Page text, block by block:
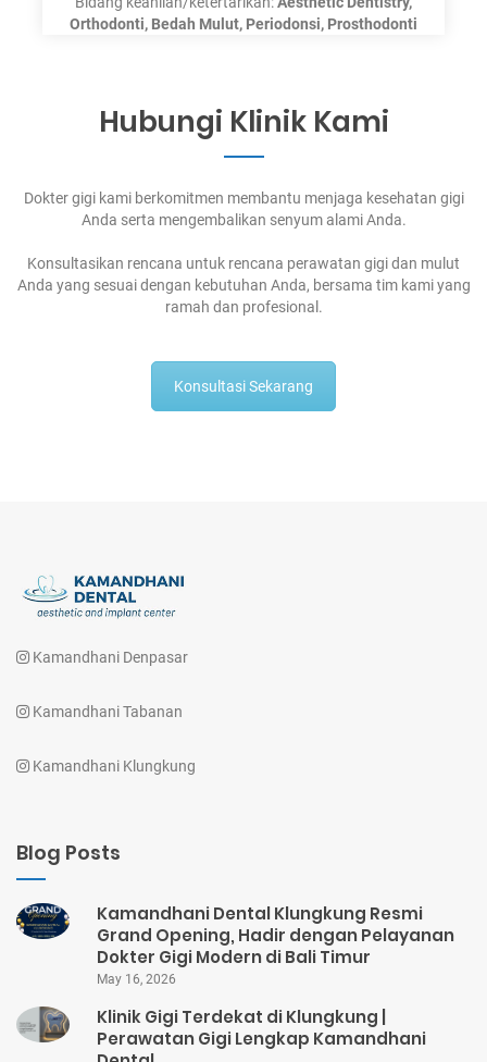
Orthodonti, Bedah Mulut, Periodonsi, Prosthodonti
Hubungi Klinik Kami
Dokter gigi kami berkomitmen membantu menjaga kesehatan gigi
Anda serta mengembalikan senyum alami Anda.
Konsultasikan rencana untuk rencana perawatan gigi dan mulut
Anda yang sesuai dengan kebutuhan Anda, bersama tim kami yang
ramah dan profesional.
Konsultasi Sekarang
Kamandhani Denpasar
Kamandhani Tabanan
Kamandhani Klungkung
Blog Posts
Kamandhani Dental Klungkung Resmi
Grand Opening, Hadir dengan Pelayanan
Dokter Gigi Modern di Bali Timur
May 16, 2026
Klinik Gigi Terdekat di Klungkung |
Perawatan Gigi Lengkap Kamandhani